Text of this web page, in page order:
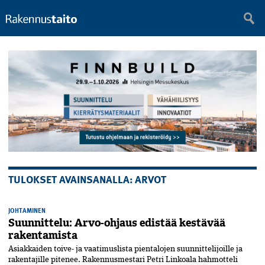
TULOKSET AVAINSANALLA: ARVOT
JOHTAMINEN
Suunnittelu: Arvo-ohjaus edistää kestävää
rakentamista
Asiakkaiden toive- ja vaatimuslista pientalojen suunnittelijoille ja
rakentajille pitenee. Rakennusmestari Petri Linkoala hahmotteli